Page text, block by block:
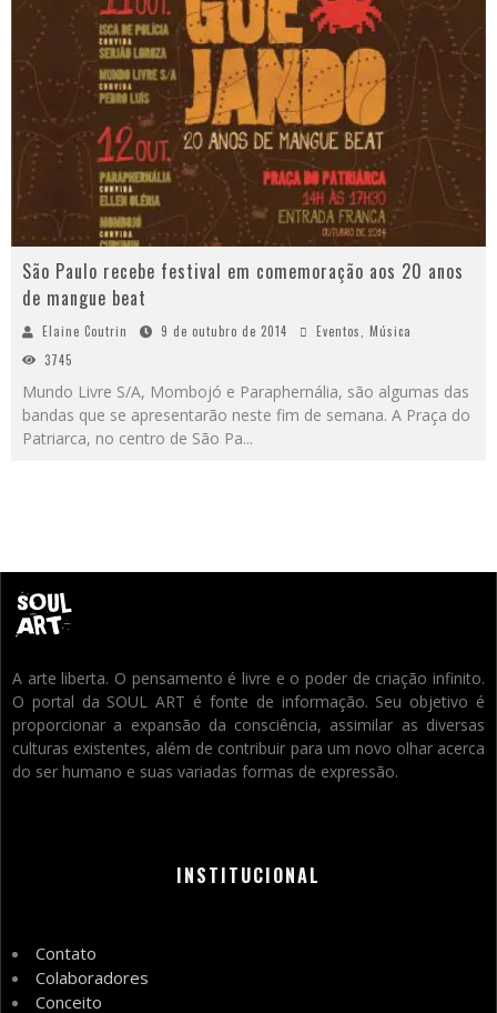
São Paulo recebe festival em comemoração aos 20 anos
de mangue beat
Elaine Coutrin 9 de outubro de 2014 Eventos, Música
3745
Mundo Livre S/A, Mombojó e Paraphernália, são algumas das
bandas que se apresentarão neste fim de semana. A Praça do
Patriarca, no centro de São Pa...
A arte liberta. O pensamento é livre e o poder de criação infinito.
O portal da SOUL ART é fonte de informação. Seu objetivo é
proporcionar a expansão da consciência, assimilar as diversas
culturas existentes, além de contribuir para um novo olhar acerca
do ser humano e suas variadas formas de expressão.
INSTITUCIONAL
Contato
Colaboradores
Conceito